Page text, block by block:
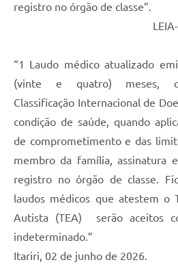
registro no órgão de classe”.
LEIA-
“1 Laudo médico atualizado
(vinte e quatro) meses,
Classificação Internacional de
condição de saúde, quando
de comprometimento e das
membro da família, assinatura
registro no órgão de classe.
laudos médicos que atestem o
Autista (TEA) serão aceitos
indeterminado.”
Itariri, 02 de junho de 2026.